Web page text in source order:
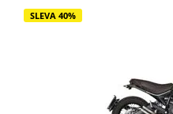
SLEVA 40%